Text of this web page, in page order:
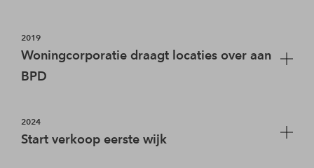
gemengd stedelijk gebied met nieuwe
woongebouwen en voorzieningen in de bestaande
2019
Woningcorporatie draagt locaties over aan
BPD
2024
Start verkoop eerste wijk